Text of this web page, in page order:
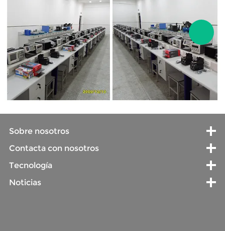
Sobre nosotros
Contacta con nosotros
Tecnología
Noticias